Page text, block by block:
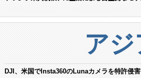
ア
DJI、米国でInsta360のLunaカメラを特許侵